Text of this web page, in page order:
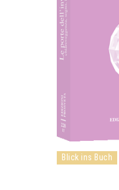
Blick ins Buch